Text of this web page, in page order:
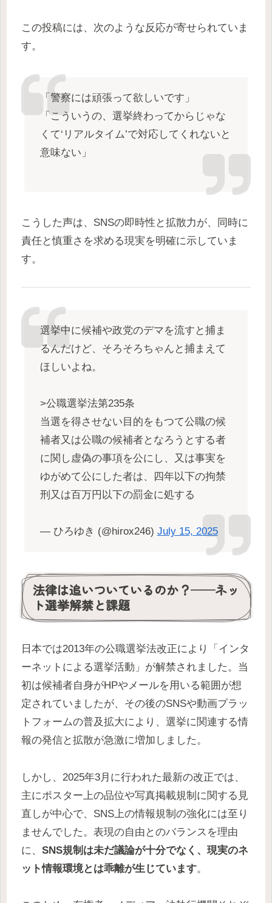
この投稿には、次のような反応が寄せられていま
す。
「警察には頑張って欲しいです」
「こういうの、選挙終わってからじゃな
くて‘リアルタイム’で対応してくれないと
意味ない」
こうした声は、SNSの即時性と拡散力が、同時に
責任と慎重さを求める現実を明確に示していま
す。
選挙中に候補や政党のデマを流すと捕ま
るんだけど、そろそろちゃんと捕まえて
ほしいよね。
>公職選挙法第235条
当選を得させない目的をもつて公職の候
補者又は公職の候補者となろうとする者
に関し虚偽の事項を公にし、又は事実を
ゆがめて公にした者は、四年以下の拘禁
刑又は百万円以下の罰金に処する
— ひろゆき (@hirox246) July 15, 2025
法律は追いついているのか？──ネッ
ト選挙解禁と課題
日本では2013年の公職選挙法改正により「インタ
ーネットによる選挙活動」が解禁されました。当
初は候補者自身がHPやメールを用いる範囲が想
定されていましたが、その後のSNSや動画プラッ
トフォームの普及拡大により、選挙に関連する情
報の発信と拡散が急激に増加しました。
しかし、2025年3月に行われた最新の改正では、
主にポスター上の品位や写真掲載規制に関する見
直しが中心で、SNS上の情報規制の強化には至り
ませんでした。表現の自由とのバランスを理由
に、 SNS規制は未だ議論が十分でなく、現実のネ
ット情報環境とは乖離が生じています。